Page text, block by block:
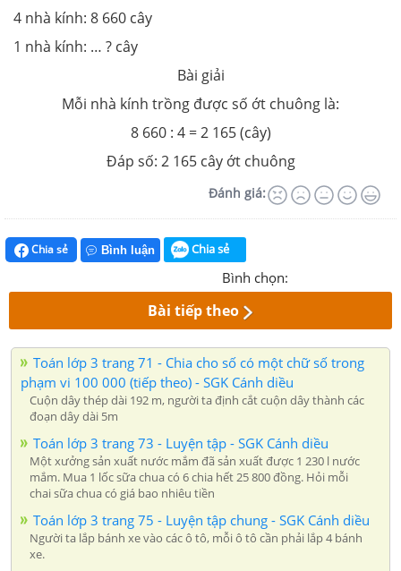
4 nhà kính: 8 660 cây
1 nhà kính: … ? cây
Bài giải
Mỗi nhà kính trồng được số ớt chuông là:
8 660 : 4 = 2 165 (cây)
Đáp số: 2 165 cây ớt chuông
Đánh giá:
Chia sẻ Bình luận Chia sẻ
Bình chọn:
Bài tiếp theo
Toán lớp 3 trang 71 - Chia cho số có một chữ số trong
phạm vi 100 000 (tiếp theo) - SGK Cánh diều
Cuộn dây thép dài 192 m, người ta định cắt cuộn dây thành các
đoạn dây dài 5m
Toán lớp 3 trang 73 - Luyện tập - SGK Cánh diều
Một xưởng sản xuất nước mắm đã sản xuất được 1 230 l nước
mắm. Mua 1 lốc sữa chua có 6 chia hết 25 800 đồng. Hỏi mỗi
chai sữa chua có giá bao nhiêu tiền
Toán lớp 3 trang 75 - Luyện tập chung - SGK Cánh diều
Người ta lắp bánh xe vào các ô tô, mỗi ô tô cần phải lắp 4 bánh
xe.